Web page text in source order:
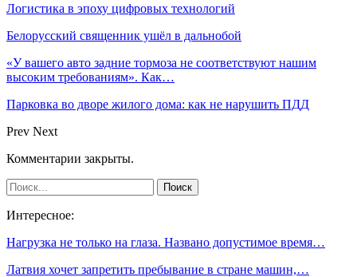
Логистика в эпоху цифровых технологий
Белорусский священник ушёл в дальнобой
«У вашего авто задние тормоза не соответствуют нашим
высоким требованиям». Как…
Парковка во дворе жилого дома: как не нарушить ПДД
Prev Next
Комментарии закрыты.
Интересное:
Нагрузка не только на глаза. Названо допустимое время…
Латвия хочет запретить пребывание в стране машин,…